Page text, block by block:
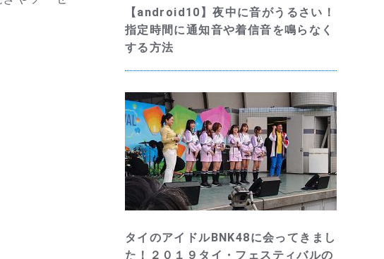
【android10】夜中に音がうるさい！
指定時間に通知音や着信音を鳴らなく
する方法
タイのアイドルBNK48に会ってきまし
た！２０１９タイ・フェスティバルの